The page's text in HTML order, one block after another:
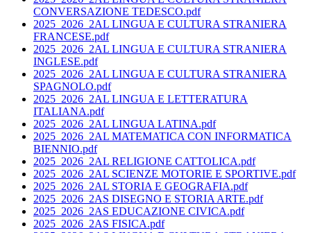
CONVERSAZIONE TEDESCO.pdf
2025_2026_2AL LINGUA E CULTURA STRANIERA
FRANCESE.pdf
2025_2026_2AL LINGUA E CULTURA STRANIERA
INGLESE.pdf
2025_2026_2AL LINGUA E CULTURA STRANIERA
SPAGNOLO.pdf
2025_2026_2AL LINGUA E LETTERATURA
ITALIANA.pdf
2025_2026_2AL LINGUA LATINA.pdf
2025_2026_2AL MATEMATICA CON INFORMATICA
BIENNIO.pdf
2025_2026_2AL RELIGIONE CATTOLICA.pdf
2025_2026_2AL SCIENZE MOTORIE E SPORTIVE.pdf
2025_2026_2AL STORIA E GEOGRAFIA.pdf
2025_2026_2AS DISEGNO E STORIA ARTE.pdf
2025_2026_2AS EDUCAZIONE CIVICA.pdf
2025_2026_2AS FISICA.pdf